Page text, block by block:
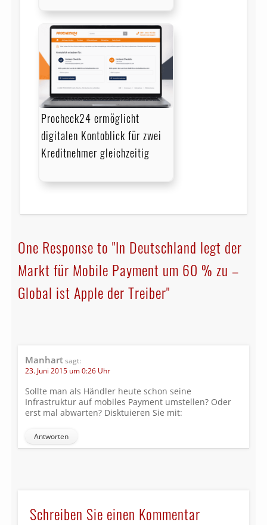
Procheck24 ermöglicht
digitalen Kontoblick für zwei
Kreditnehmer gleichzeitig
One Response to "In Deutschland legt der
Markt für Mobile Payment um 60 % zu –
Global ist Apple der Treiber"
Manhartsagt:
23. Juni 2015 um 0:26 Uhr
Sollte man als Händler heute schon seine
Infrastruktur auf mobiles Payment umstellen? Oder
erst mal abwarten? Disktuieren Sie mit:
Antworten
Schreiben Sie einen Kommentar